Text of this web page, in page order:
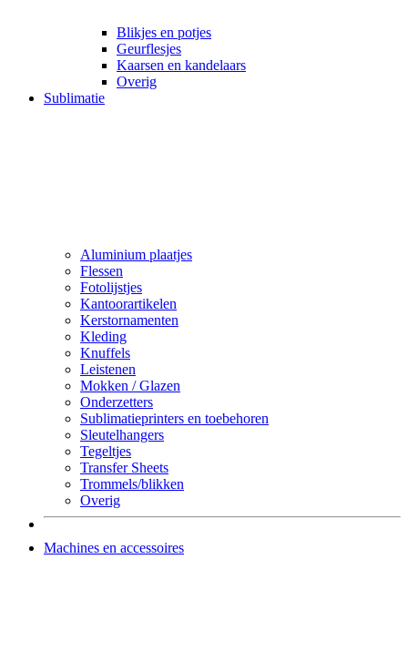
Blikjes en potjes
Geurflesjes
Kaarsen en kandelaars
Overig
Sublimatie
Aluminium plaatjes
Flessen
Fotolijstjes
Kantoorartikelen
Kerstornamenten
Kleding
Knuffels
Leistenen
Mokken / Glazen
Onderzetters
Sublimatieprinters en toebehoren
Sleutelhangers
Tegeltjes
Transfer Sheets
Trommels/blikken
Overig
Machines en accessoires